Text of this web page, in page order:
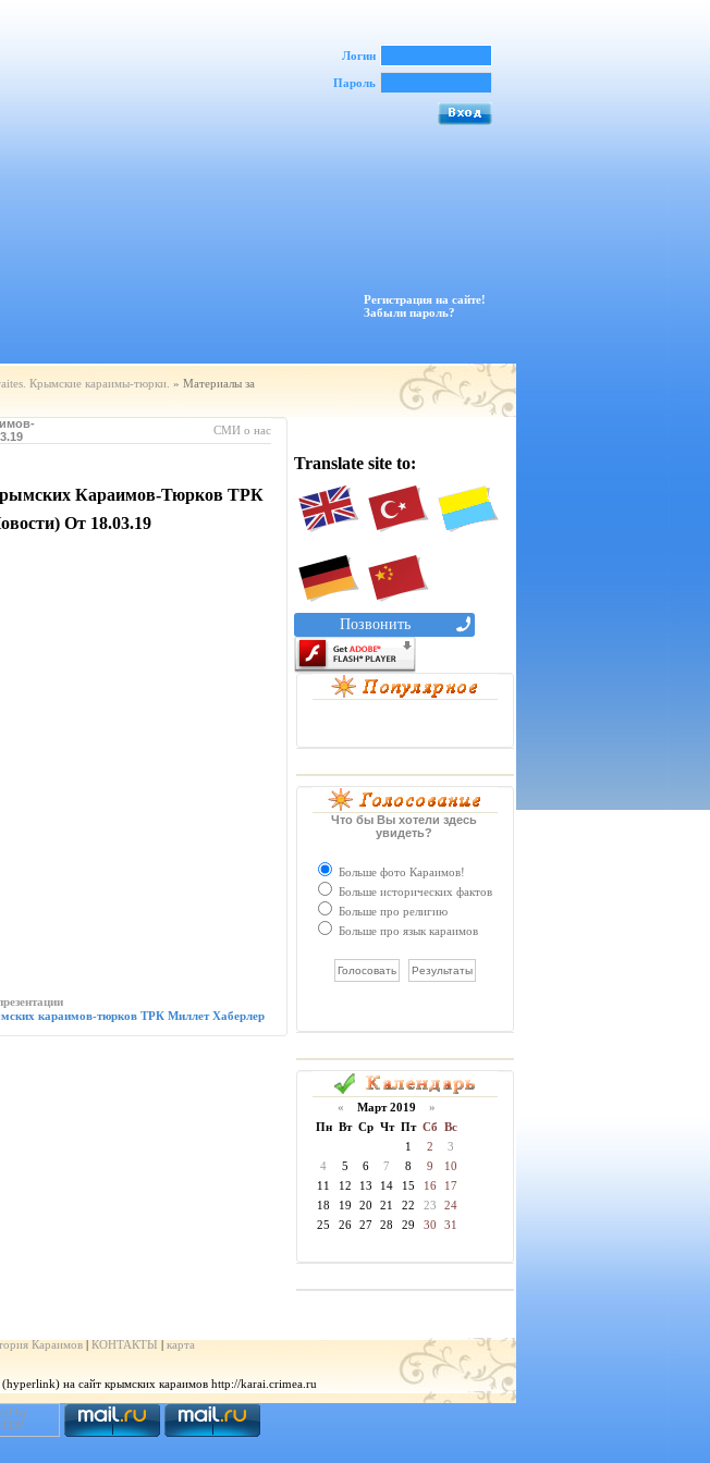
Логин
Пароль
Регистрация на сайте!
Забыли пароль?
Крымские караимы-тюрки. » Материалы за
СМИ о нас
Караимов-Тюрков ТРК
От 18.03.19
караимов-тюрков ТРК Миллет Хаберлер
Translate site to:
Позвонить
Что бы Вы хотели здесь
увидеть?
Больше фото Караимов!
Больше исторических фактов
Больше про религию
Больше про язык караимов
« Март 2019 »
Пн Вт Ср Чт Пт Сб Вс
1
2
3
4
5 6 7 8 9
10
11
12 13 14 15 16
17
18
19 20 21 22 23
24
25
26 27 28 29 30 31
Караимов|КОНТАКТЫ|карта
на сайт крымских караимов http://karai.crimea.ru